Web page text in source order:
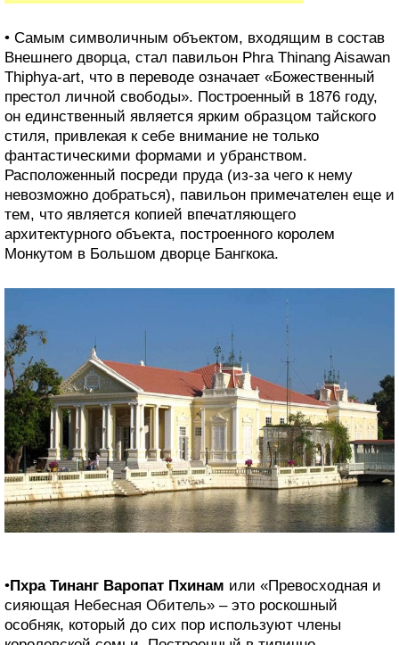
• Самым символичным объектом, входящим в состав
Внешнего дворца, стал павильон Phra Thinang Aisawan
Thiphya-art, что в переводе означает «Божественный
престол личной свободы». Построенный в 1876 году,
он единственный является ярким образцом тайского
стиля, привлекая к себе внимание не только
фантастическими формами и убранством.
Расположенный посреди пруда (из-за чего к нему
невозможно добраться), павильон примечателен еще и
тем, что является копией впечатляющего
архитектурного объекта, построенного королем
Монкутом в Большом дворце Бангкока.
•Пхра Тинанг Варопат Пхинам или «Превосходная и
сияющая Небесная Обитель» – это роскошный
особняк, который до сих пор используют члены